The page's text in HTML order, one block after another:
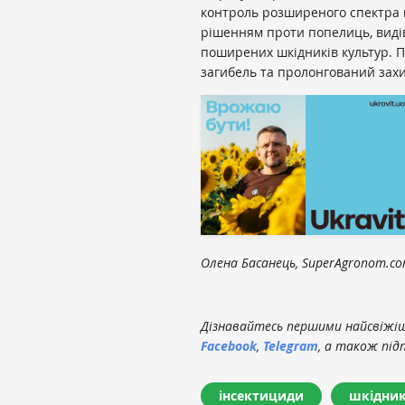
контроль розширеного спектра
рішенням проти попелиць,
поширених шкідників культур.
загибель та пролонгований
Олена Басанець,
Дізнавайтесь першими
Facebook, Telegram, а також
інсектициди